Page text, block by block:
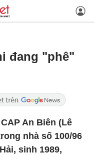
đang "phê"
An Biên (Lê
nhà số 100/96
sinh 1989,